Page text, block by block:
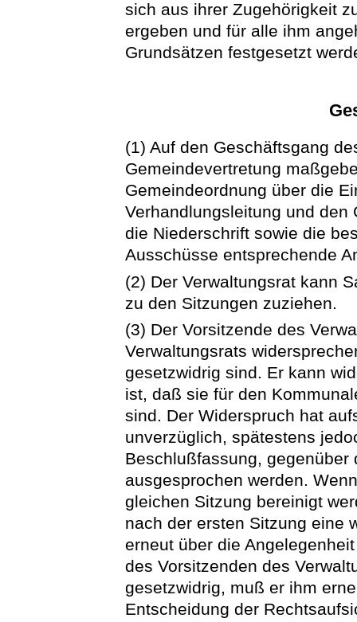
sich aus ihrer Zugehörigkeit
ergeben und für alle ihm
Grundsätzen festgesetzt
(1) Auf den Geschäftsgang
Gemeindevertretung
Gemeindeordnung über die
Verhandlungsleitung und
die Niederschrift sowie die
Ausschüsse entsprechende
(2) Der Verwaltungsrat kann
zu den Sitzungen zuziehen.
(3) Der Vorsitzende des
Verwaltungsrats
gesetzwidrig sind. Er kann
ist, daß sie für den
sind. Der Widerspruch hat
unverzüglich, spätestens
Beschlußfassung, gegenüber
ausgesprochen werden.
gleichen Sitzung bereinigt
nach der ersten Sitzung eine
erneut über die
des Vorsitzenden des
gesetzwidrig, muß er ihm
Entscheidung der